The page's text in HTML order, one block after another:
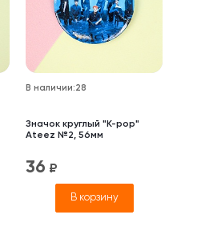
В наличии:28
Значок круглый "K-pop"
Ateez №2, 56мм
36 ₽
В корзину